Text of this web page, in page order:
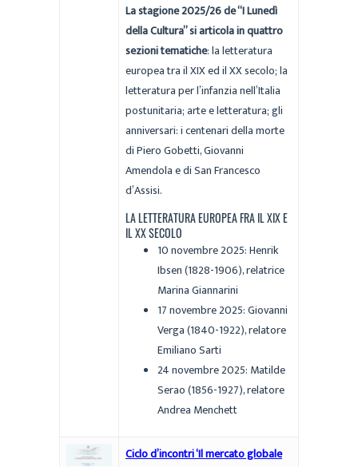
La stagione 2025/26 de “I Lunedì
della Cultura” si articola in quattro
sezioni tematiche: la letteratura
europea tra il XIX ed il XX secolo; la
letteratura per l’infanzia nell’Italia
postunitaria; arte e letteratura; gli
anniversari: i centenari della morte
di Piero Gobetti, Giovanni
Amendola e di San Francesco
d’Assisi.
LA LETTERATURA EUROPEA FRA IL XIX E
IL XX SECOLO
10 novembre 2025: Henrik
Ibsen (1828-1906), relatrice
Marina Giannarini
17 novembre 2025: Giovanni
Verga (1840-1922), relatore
Emiliano Sarti
24 novembre 2025: Matilde
Serao (1856-1927), relatore
Andrea Menchett
Ciclo d’incontri ‘Il mercato globale